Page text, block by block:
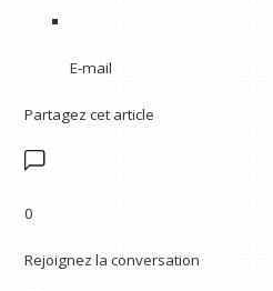
E-mail
Partagez cet article
0
Rejoignez la conversation